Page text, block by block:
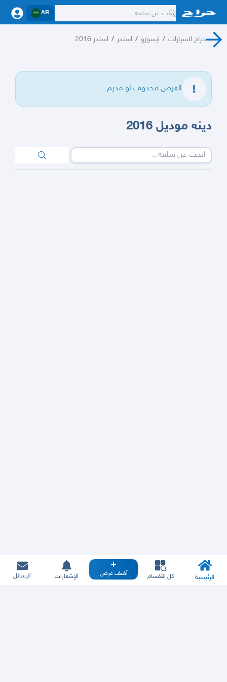
AR
حراج السيارات / ايسوزو / اسندر / اسندر 2016
العرض محذوف او قديم.
دينه موديل 2016
الرئيسية كل الأقسام أضف عرض الإشعارات الرسائل